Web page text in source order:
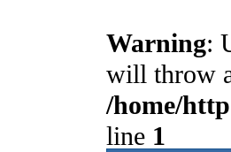
Warning:
will throw
/home/
line 1